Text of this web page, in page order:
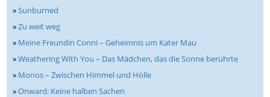
»Sunburned
»Zu weit weg
» Meine Freundin Conni – Geheimnis um Kater Mau
»Weathering With You – Das Mädchen, das die Sonne berührte
» Monos – Zwischen Himmel und Hölle
»Onward: Keine halben Sachen